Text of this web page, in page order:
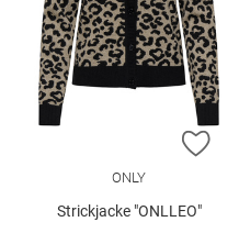
ONLY
Strickjacke "ONLLEO"